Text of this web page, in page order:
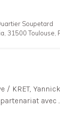
Soupetard
31500 Toulouse,
KRET,
avec